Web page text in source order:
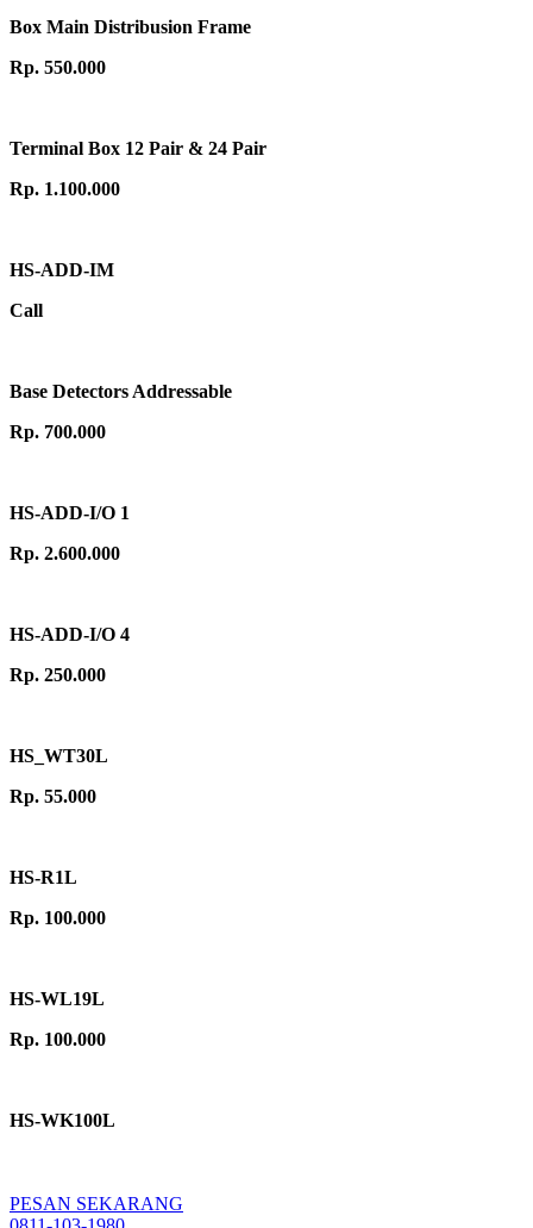
Box Main Distribusion Frame
Rp. 550.000
Terminal Box 12 Pair & 24 Pair
Rp. 1.100.000
HS-ADD-IM
Call
Base Detectors Addressable
Rp. 700.000
HS-ADD-I/O 1
Rp. 2.600.000
HS-ADD-I/O 4
Rp. 250.000
HS_WT30L
Rp. 55.000
HS-R1L
Rp. 100.000
HS-WL19L
Rp. 100.000
HS-WK100L
PESAN SEKARANG